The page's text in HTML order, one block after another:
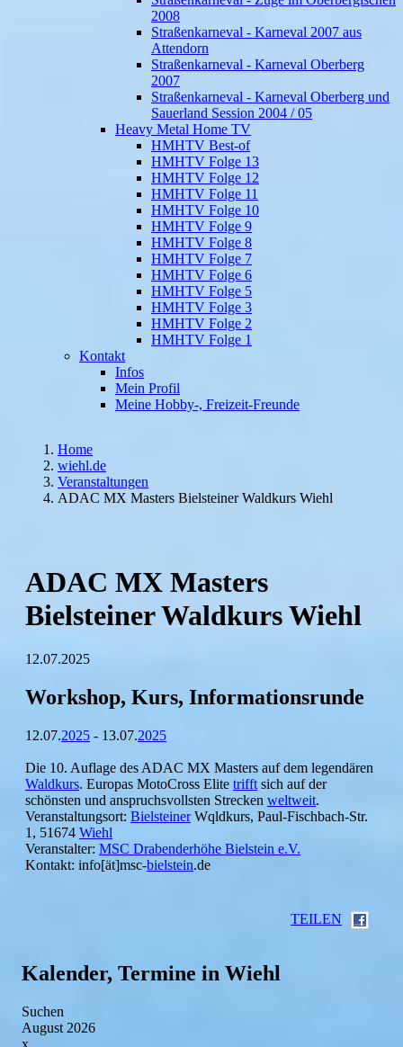
2008
Straßenkarneval - Karneval 2007 aus
Attendorn
Straßenkarneval - Karneval Oberberg
2007
Straßenkarneval - Karneval Oberberg und
Sauerland Session 2004 / 05
Heavy Metal Home TV
HMHTV Best-of
HMHTV Folge 13
HMHTV Folge 12
HMHTV Folge 11
HMHTV Folge 10
HMHTV Folge 9
HMHTV Folge 8
HMHTV Folge 7
HMHTV Folge 6
HMHTV Folge 5
HMHTV Folge 3
HMHTV Folge 2
HMHTV Folge 1
Kontakt
Infos
Mein Profil
Meine Hobby-, Freizeit-Freunde
Home
wiehl.de
Veranstaltungen
ADAC MX Masters Bielsteiner Waldkurs Wiehl
ADAC MX Masters
Bielsteiner Waldkurs Wiehl
12.07.2025
Workshop, Kurs, Informationsrunde
12.07.2025 - 13.07.2025
Die 10. Auflage des ADAC MX Masters auf dem legendären
Waldkurs. Europas MotoCross Elite trifft sich auf der
schönsten und anspruchsvollsten Strecken weltweit.
Veranstaltungsort: BielsteinerWqldkurs, Paul-Fischbach-Str.
1, 51674 Wiehl
Veranstalter: MSC Drabenderhöhe Bielstein e.V.
Kontakt: info[ät]msc-bielstein.de
TEILEN
Kalender, Termine in Wiehl
Suchen
August 2026
x